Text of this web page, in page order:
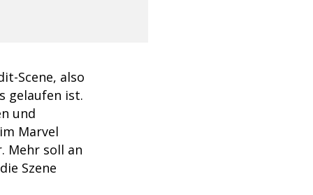
Scene, also
gelaufen ist.
und
Marvel
Mehr soll an
Szene